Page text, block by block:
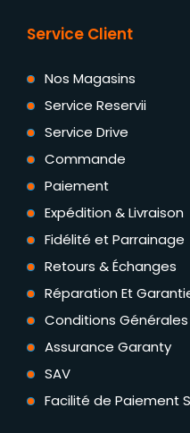
Service Client
Nos Magasins
Service Reservii
Service Drive
Commande
Paiement
Expédition & Livraison
Fidélité et Parrainage
Retours & Échanges
Réparation Et
Conditions
Assurance Garanty
SAV
Facilité de Paiement